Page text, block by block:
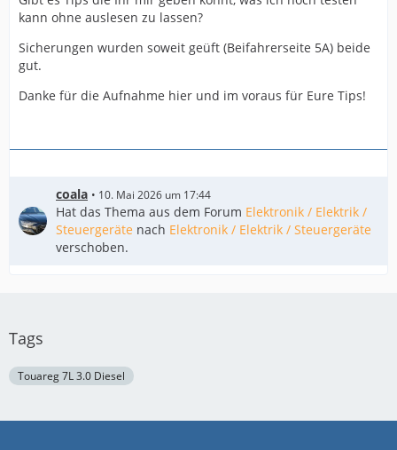
kann ohne auslesen zu lassen?
Sicherungen wurden soweit geüft (Beifahrerseite 5A) beide
gut.
Danke für die Aufnahme hier und im voraus für Eure Tips!
coala 10. Mai 2026 um 17:44
Hat das Thema aus dem Forum Elektronik / Elektrik /
Steuergeräte nach Elektronik / Elektrik / Steuergeräte
verschoben.
Tags
Touareg 7L 3.0 Diesel